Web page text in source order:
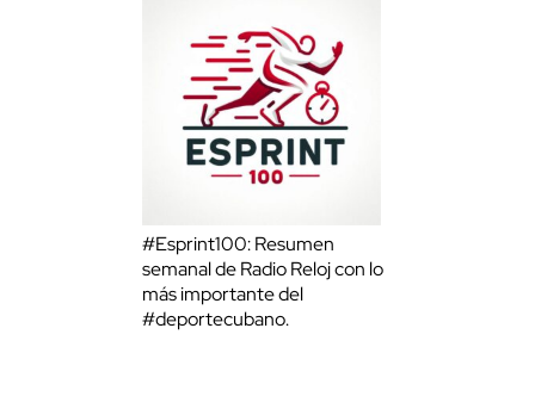
#Esprint100: Resumen
semanal de Radio Reloj con lo
más importante del
#deportecubano.